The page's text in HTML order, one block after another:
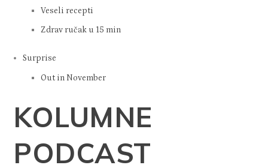
Veseli recepti
Zdrav ručak u 15 min
Surprise
Out in November
KOLUMNE
PODCAST